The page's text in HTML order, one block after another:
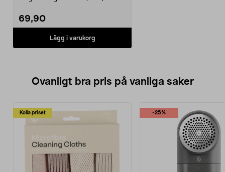
69,90
Lägg i varukorg
Ovanligt bra pris på vanliga saker
Kolla priset -25%